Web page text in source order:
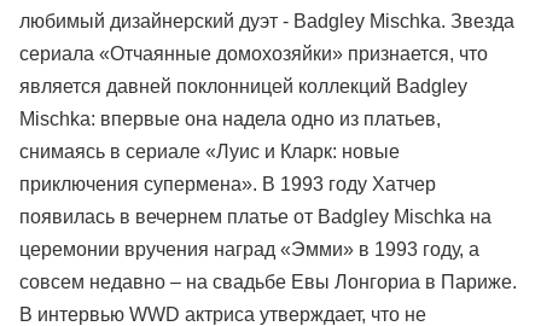
любимый дизайнерский дуэт - Badgley Mischka. Звезда
сериала «Отчаянные домохозяйки» признается, что
является давней поклонницей коллекций Badgley
Mischka: впервые она надела одно из платьев,
снимаясь в сериале «Луис и Кларк: новые
приключения супермена». В 1993 году Хатчер
появилась в вечернем платье от Badgley Mischka на
церемонии вручения наград «Эмми» в 1993 году, а
совсем недавно – на свадьбе Евы Лонгориа в Париже.
В интервью WWD актриса утверждает, что не